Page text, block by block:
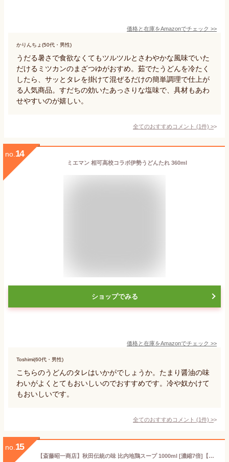
価格と在庫をAmazonでチェック >>
かりんちょ(50代・男性)
うだる暑さで食欲なくてもツルツルとさわやかな風味でいた
だけるミツカンのまざつゆがおすめ。茹でたうどんを冷たく
したら、サッとタレを掛けて混ぜるだけの簡単調理で仕上が
る人気商品。すだちの効いたあっさりな塩味で、具材もあわ
せやすいのが嬉しい。
全てのおすすめコメント (1件) >
no. 14
ミエマン 相可高校コラボ伊勢うどんたれ 360ml
ショップでみる
価格と在庫をAmazonでチェック >>
Toshimi(60代・男性)
こちらのうどんのタレはいかがでしょうか。たまり醤油の味
わいがよくとてもおいしいのでおすすめです。冷や奴かけて
もおいしいです。
全てのおすすめコメント (1件) >
no. 15
【斎藤昭一商店】秋田伝統の味 比内地鶏スープ 1000ml [濃縮7倍]【斎藤昭一商店 秋田 比内地鶏 ひない 地鶏 スープ すーぷ つゆ 鍋 きりたんぽ鍋 うどん用 そば用 たれ タレ グルメ お土産 おみやげ ご当地 逸品 銘品 銘産】